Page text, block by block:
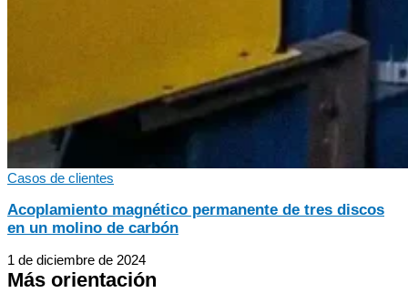
Casos de clientes
Acoplamiento magnético permanente de tres discos
en un molino de carbón
1 de diciembre de 2024
Más orientación